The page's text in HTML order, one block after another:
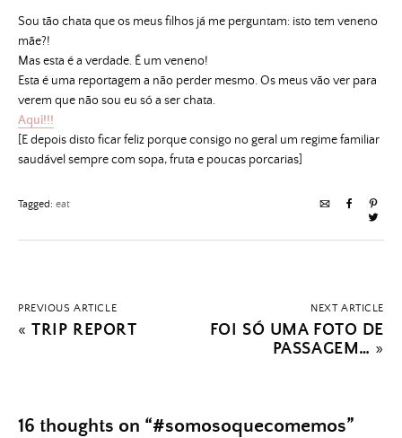
Sou tão chata que os meus filhos já me perguntam: isto tem veneno
mãe?!
Mas esta é a verdade. É um veneno!
Esta é uma reportagem a não perder mesmo. Os meus vão ver para
verem que não sou eu só a ser chata.
Aqui!!!
[E depois disto ficar feliz porque consigo no geral um regime familiar
saudável sempre com sopa, fruta e poucas porcarias]
Tagged: eat
PREVIOUS ARTICLE
«TRIP REPORT
NEXT ARTICLE
FOI SÓ UMA FOTO DE
PASSAGEM… »
16 thoughts on “#somosoquecomemos”